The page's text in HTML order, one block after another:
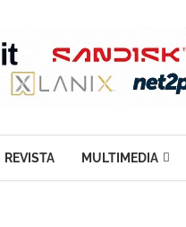
REVISTA MULTIMEDIA